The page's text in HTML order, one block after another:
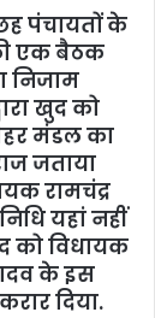
पंचायतों के
एक बैठक
निजाम
खुद को
मंडल का
जताया
रामचंद्र
यहां नहीं
को विधायक
के इस
दिया.